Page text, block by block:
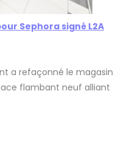
Sephora signé L2A
a refaçonné le magasin
flambant neuf alliant